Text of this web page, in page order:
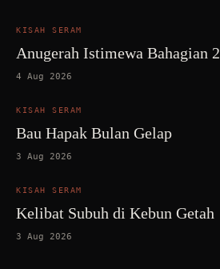
KISAH SERAM
Anugerah Istimewa Bahagian 2
4 Aug 2026
KISAH SERAM
Bau Hapak Bulan Gelap
3 Aug 2026
KISAH SERAM
Kelibat Subuh di Kebun Getah
3 Aug 2026